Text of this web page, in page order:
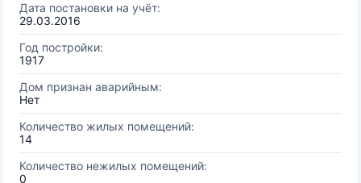
Дата постановки на учёт:
29.03.2016
Год постройки:
1917
Дом признан аварийным:
Нет
Количество жилых помещений:
14
Количество нежилых помещений:
0